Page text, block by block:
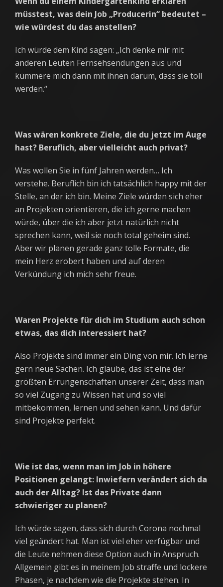
müsstest, was dein Job „Producerin“ bedeutet –
wie würdest du das anstellen?
Ich würde dem Kind sagen: „Ich denke mir mit
anderen Leuten Fernsehsendungen aus und
kümmere mich dann mit ihnen darum, dass sie toll
werden.“
Was wären konkrete Ziele, die du jetzt im Auge
hast? Beruflich, aber vielleicht auch privat?
Was wollen Sie in fünf Jahren werden… Ich
verstehe. Beruflich bin ich tatsächlich happy mit der
Stelle, an der ich bin. Meine Ziele würden sich eher
an Projekten orientieren, die ich gerne machen
würde, über die ich aber jetzt natürlich nicht
sprechen kann, weil sie noch total geheim sind.
Aber wir planen gerade ganz tolle Formate, die
mein Herz erobert haben und auf deren
Verkündung ich mich sehr freue.
Waren Projekte für dich im Studium auch schon
etwas, das dich interessiert hat?
Also Projekte sind immer ein Ding von mir. Ich lerne
gern neue Sachen. Ich glaube, das ist eine der
größten Errungenschaften unserer Zeit, dass man
so viel Zugang zu Wissen hat und so viel
mitbekommen, lernen und sehen kann. Und dafür
sind Projekte perfekt.
Wie ist das, wenn man im Job in höhere
Positionen gelangt: Inwiefern verändert sich da
auch der Alltag? Ist das Private dann
schwieriger zu planen?
Ich würde sagen, dass sich durch Corona nochmal
viel geändert hat. Man ist viel eher verfügbar und
die Leute nehmen diese Option auch in Anspruch.
Allgemein gibt es in meinem Job straffe und lockere
Phasen, je nachdem wie die Projekte stehen. In